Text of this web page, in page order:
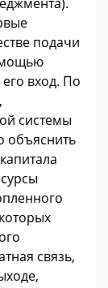
подачи
вход. По
системы
объяснить
связь,